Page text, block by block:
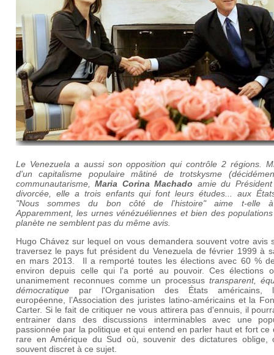
Le Venezuela a aussi son opposition qui contrôle 2 régions.
d'un capitalisme populaire mâtiné de trotskysme
communautarisme,Maria Corina Machado amie du
divorcée, elle a trois enfants qui font leurs études... aux
"Nous sommes du bon côté de l'histoire" aime t-elle
Apparemment, les urnes vénézuéliennes et bien des
planète ne semblent pas du même avis.
Hugo Chávez sur lequel on vous demandera souvent votre avis
traversez le pays fut président du Venezuela de février 1999 à
en mars 2013 . Il a remporté toutes les élections avec 60 %
environ depuis celle qui l'a porté au pouvoir. Ces élections
unanimement reconnues comme un processus transparent,
démocratique par l'Organisation des États américains,
européenne, l’Association des juristes latino-américains et la
Carter. Si le fait de critiquer ne vous attirera pas d'ennuis, il
entrainer dans des discussions interminables avec une
passionnée par la politique et qui entend en parler haut et fort ce
rare en Amérique du Sud où, souvenir des dictatures oblige,
souvent discret à ce sujet.